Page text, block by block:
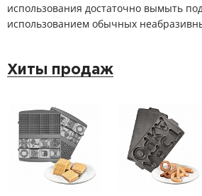
использования достаточно вымыть
использованием обычных
Хиты продаж